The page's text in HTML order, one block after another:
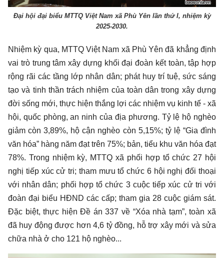
Đại hội đại biểu MTTQ Việt Nam xã Phù Yên lần thứ I, nhiệm kỳ
2025-2030.
Nhiệm kỳ qua, MTTQ Việt Nam xã Phù Yên đã khẳng định
vai trò trung tâm xây dựng khối đại đoàn kết toàn, tập hợp
rộng rãi các tầng lớp nhân dân; phát huy trí tuệ, sức sáng
tạo và tinh thần trách nhiệm của toàn dân trong xây dựng
đời sống mới, thực hiện thắng lợi các nhiệm vụ kinh tế - xã
hội, quốc phòng, an ninh của địa phương. Tỷ lệ hộ nghèo
giảm còn 3,89%, hộ cận nghèo còn 5,15%; tỷ lệ “Gia đình
văn hóa” hàng năm đạt trên 75%; bản, tiểu khu văn hóa đạt
78%. Trong nhiệm kỳ, MTTQ xã phối hợp tổ chức 27 hội
nghị tiếp xúc cử tri; tham mưu tổ chức 6 hội nghị đối thoại
với nhân dân; phối hợp tổ chức 3 cuộc tiếp xúc cử tri với
đoàn đại biểu HĐND các cấp; tham gia 28 cuộc giám sát.
Đặc biệt, thực hiện Đề án 337 về “Xóa nhà tạm”, toàn xã
đã huy động được hơn 4,6 tỷ đồng, hỗ trợ xây mới và sửa
chữa nhà ở cho 121 hộ nghèo...